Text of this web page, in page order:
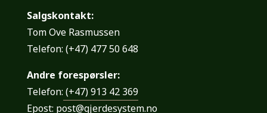
Salgskontakt:
Tom Ove Rasmussen
Telefon: (+47) 477 50 648
Andre forespørsler:
Telefon: (+47) 913 42 369
Epost: post@gjerdesystem.no